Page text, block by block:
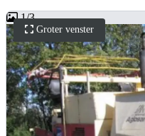
Groter venster
1/3